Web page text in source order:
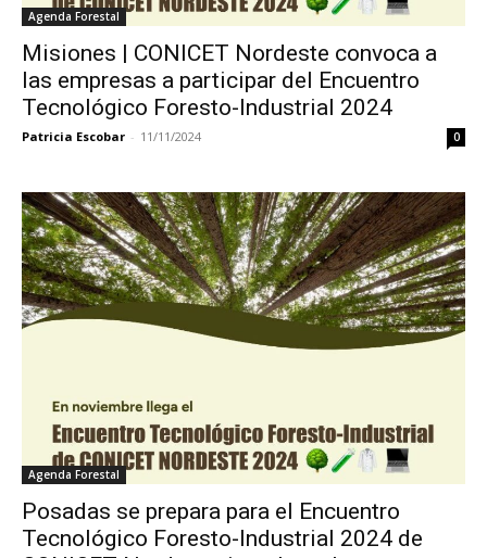
Agenda Forestal
Misiones | CONICET Nordeste convoca a
las empresas a participar del Encuentro
Tecnológico Foresto-Industrial 2024
Patricia Escobar - 11/11/2024 0
Agenda Forestal
Posadas se prepara para el Encuentro
Tecnológico Foresto-Industrial 2024 de